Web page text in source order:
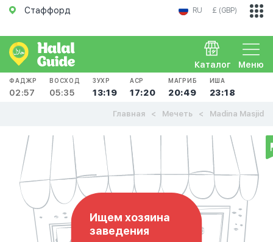
Стаффорд RU £ (GBP)
Меню
Каталог
ФАДЖР
02:57
ВОСХОД
05:35
ЗУХР
13:19
АСР
17:20
МАГРИБ
20:49
ИША
23:18
Главная Мечеть Madina Masjid
Ищем хозяина
заведения